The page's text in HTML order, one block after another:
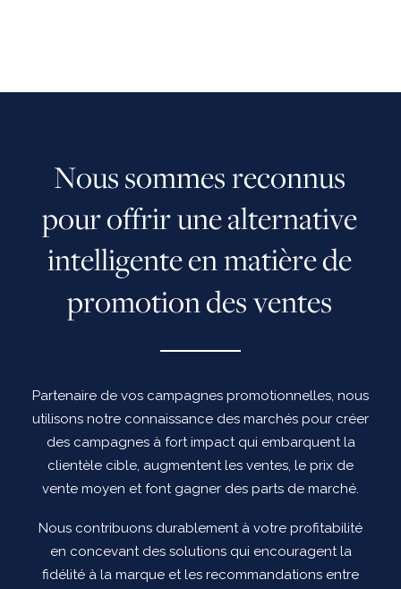
Noussommesreconnus
pouroffrirunealternative
intelligenteenmatièrede
promotiondesventes
Partenaire de vos campagnes promotionnelles, nous
utilisons notre connaissance des marchés pour créer
des campagnes à fort impact qui embarquent la
clientèle cible, augmentent les ventes, le prix de
vente moyen et font gagner des parts de marché.
Nous contribuons durablement à votre profitabilité
en concevant des solutions qui encouragent la
fidélité à la marque et les recommandations entre